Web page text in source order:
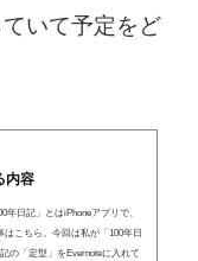
いて予定をど
内容
日記」とはiPhoneアプリで、
こちら。今回は私が「100年日
の「定型」をEvernoteに入れて